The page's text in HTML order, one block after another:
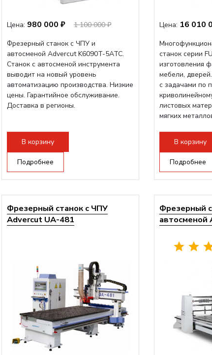
Цена: 980 000 ₽
1 100 000 ₽
Фрезерный станок с ЧПУ и
автосменой Advercut K6090T-5ATC.
Станок с автосменой инструмента
выводит на новый уровень
автоматизацию производства. Низкие
цены. Гарантийное обслуживание.
Доставка в регионы.
В корзину
Подробнее
Цена: 16 010
станок серии
изготовления
мебели,
с задачами по
листовых
мягких
В корзину
Подробнее
Фрезерный станок с ЧПУ
Advercut UA-481
Фрезерный
автосменой